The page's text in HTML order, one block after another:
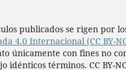
publicados se rigen por
4.0 Internacional (CC BY-
únicamente con fines no
idénticos términos. CC BY-